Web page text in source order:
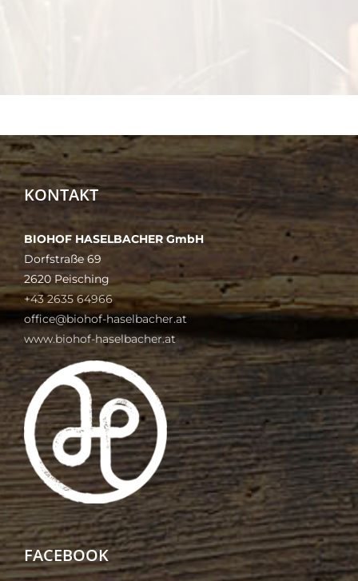
KONTAKT
BIOHOF HASELBACHER GmbH
Dorfstraße 69
2620 Peisching
+43 2635 64966
office@biohof-haselbacher.at
www.biohof-haselbacher.at
FACEBOOK